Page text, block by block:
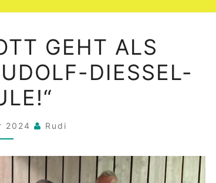
UND
DIE
GEHT ALS
DIESSEL-S
2024 Rudi